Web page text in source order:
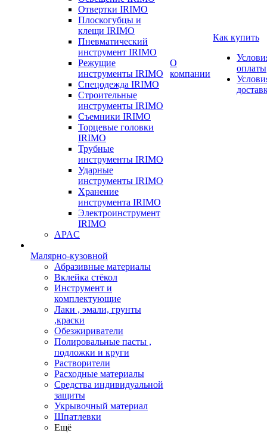
Отвертки IRIMO
Плоскогубцы и
клещи IRIMO
Пневматический
инструмент IRIMO
Режущие
инструменты IRIMO
Спецодежда IRIMO
Строительные
инструменты IRIMO
Съемники IRIMO
Торцевые головки
IRIMO
Трубные
инструменты IRIMO
Ударные
инструменты IRIMO
Хранение
инструмента IRIMO
Электроинструмент
IRIMO
APAC
Малярно-кузовной
Абразивные материалы
Вклейка стёкол
Инструмент и
комплектующие
Лаки , эмали, грунты
,краски
Обезжириватели
Полировальные пасты ,
подложки и круги
Растворители
Расходные материалы
Средства индивидуальной
защиты
Укрывочный материал
Шпатлевки
Ещё
О
компании
Как купить
оплаты